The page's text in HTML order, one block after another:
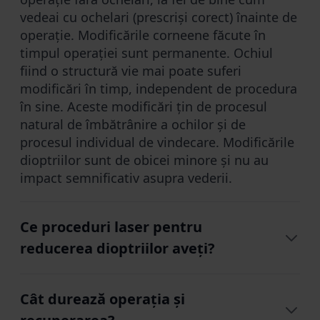
vedeai cu ochelari (prescriși corect) înainte de
operație. Modificările corneene făcute în
timpul operației sunt permanente. Ochiul
fiind o structură vie mai poate suferi
modificări în timp, independent de procedura
în sine. Aceste modificări țin de procesul
natural de îmbătrânire a ochilor și de
procesul individual de vindecare. Modificările
dioptriilor sunt de obicei minore și nu au
impact semnificativ asupra vederii.
Ce proceduri laser pentru
reducerea dioptriilor aveți?
tehnologie ZEISS:Smile PRO
Cât durează operația și